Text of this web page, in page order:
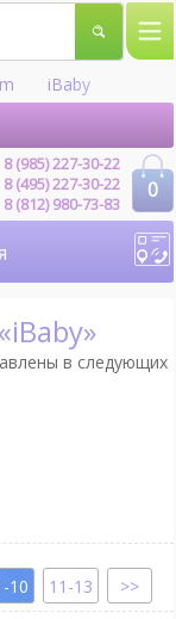
iBaby
0
8 (985) 227-30-22
8 (495) 227-30-22
8 (812) 980-73-83
в следующих
10 11-13